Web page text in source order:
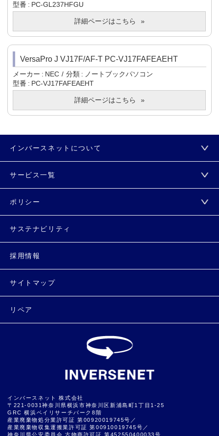
型番
PC-GL237HFGU
詳細ページはこちら
VersaPro J VJ17F/AF-T PC-VJ17FAFEAEHT
メーカー NEC 分類
ノートブックパソコン
型番
PC-VJ17FAFEAEHT
詳細ページはこちら
インバースネットについて
サービス一覧
ポリシー
サステナビリティ
採用情報
サイトマップ
リペア
インバースネット 株式会社
〒221-0031神奈川県横浜市神奈川区新浦島町1丁目1-25
GRC 横浜ベイリサーチパーク8階
産業廃棄物処分業許可証 第00920019745号／
産業廃棄物収集運搬業許可証 第00910019745号／
神奈川県公安委員会 古物商許可証 第452550400033号